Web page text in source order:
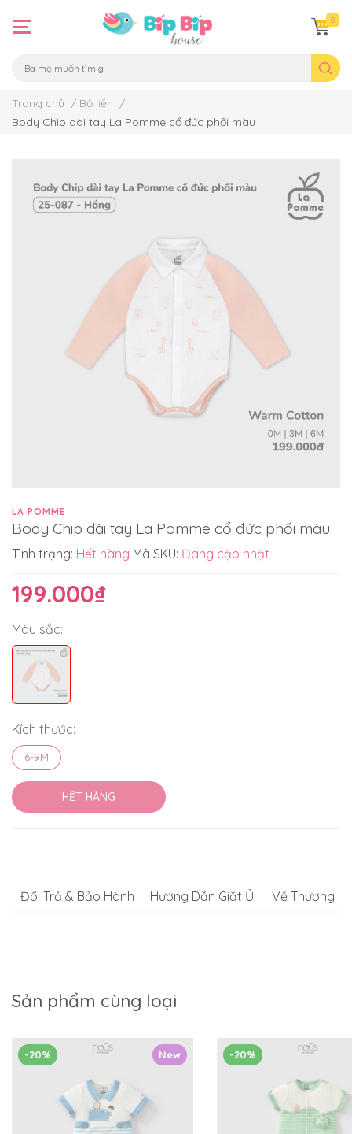
0
Trang chủ / Bộ liền /
Body Chip dài tay La Pomme cổ đức phối màu
LA POMME
Body Chip dài tay La Pomme cổ đức phối màu
Tình trạng: Hết hàng Mã SKU: Đang cập nhật
199.000₫
Màu sắc:
Kích thước:
6-9M
HẾT HÀNG
Đổi Trả & Bảo Hành Hướng Dẫn Giặt Ủi Về Thương
Sản phẩm cùng loại
New
-20% -20%